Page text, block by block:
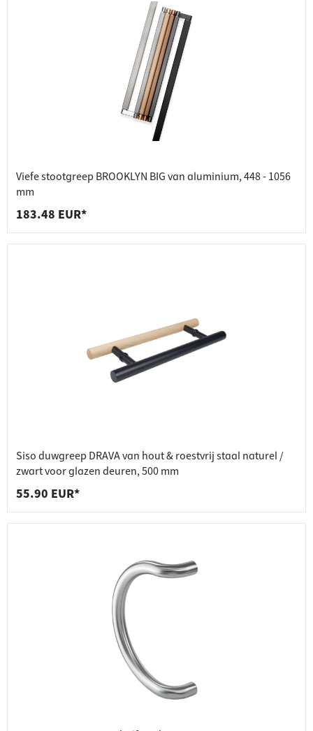
Viefe stootgreep BROOKLYN BIG van aluminium, 448 - 1056
mm
183.48 EUR*
Siso duwgreep DRAVA van hout & roestvrij staal naturel /
zwart voor glazen deuren, 500 mm
55.90 EUR*